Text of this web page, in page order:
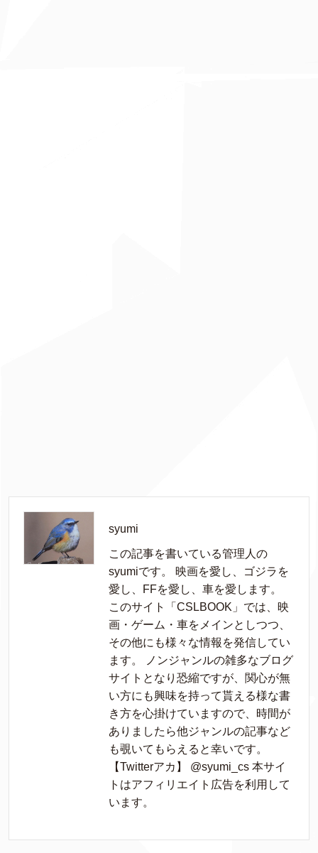
syumi
この記事を書いている管理人の
syumiです。 映画を愛し、ゴジラを
愛し、FFを愛し、車を愛します。
このサイト「CSLBOOK」では、映
画・ゲーム・車をメインとしつつ、
その他にも様々な情報を発信してい
ます。 ノンジャンルの雑多なブログ
サイトとなり恐縮ですが、関心が無
い方にも興味を持って貰える様な書
き方を心掛けていますので、時間が
ありましたら他ジャンルの記事など
も覗いてもらえると幸いです。
【Twitterアカ】 @syumi_cs 本サイ
トはアフィリエイト広告を利用して
います。